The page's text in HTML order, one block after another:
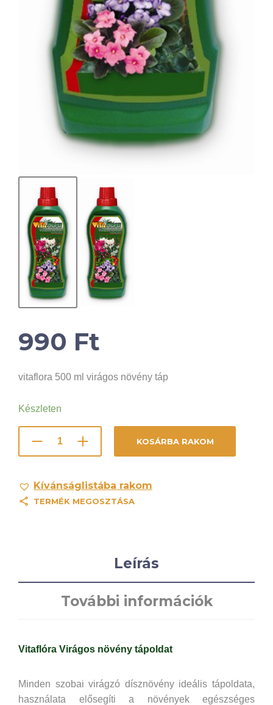
990 Ft
vitaflora 500 ml virágos növény táp
Készleten
KOSÁRBA RAKOM
Kívánságlistába rakom
TERMÉK MEGOSZTÁSA
Leírás
További információk
Vitaflóra Virágos növény tápoldat
Minden szobai virágzó dísznövény ideális tápoldata,
használata elősegíti a növények egészséges